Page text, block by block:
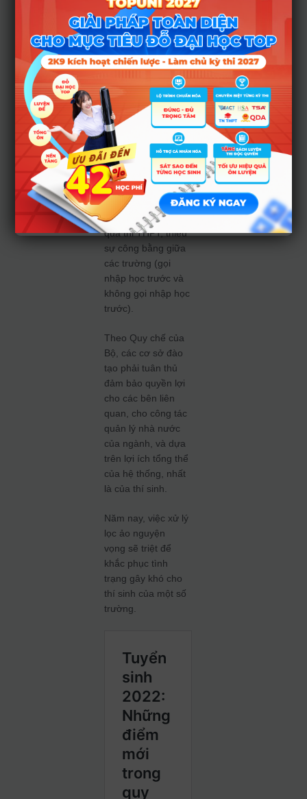
đặc biệt các đại
biểu Quốc hội cũng
đã đề cập tới trong
năm vừa qua: sai
quy định của quy
chế khi gọi thí sinh
nhập học sớm vào
trường (khi thí sinh
chưa tốt nghiệp
THPT); làm mất
quyền lợi của thí
sinh khi thí sinh có
nhu cầu chờ cả
phương thức xét
tuyển sử dụng kết
quả thi THPT; thiếu
sự công bằng giữa
các trường (gọi
nhập học trước và
không gọi nhập học
trước).
Theo Quy chế của
Bộ, các cơ sở đào
tạo phải tuân thủ
đảm bảo quyền lợi
cho các bên liên
quan, cho công tác
quản lý nhà nước
của ngành, và dựa
trên lợi ích tổng thể
của hệ thống, nhất
là của thí sinh.
Năm nay, việc xử lý
lọc ảo nguyện
vọng sẽ triệt để
khắc phục tình
trạng gây khó cho
thí sinh của một số
trường.